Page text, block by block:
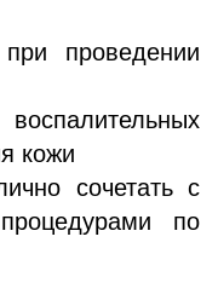
при проведении
кожи
сочетать с
по